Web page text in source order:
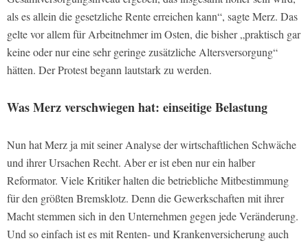
als es allein die gesetzliche Rente erreichen kann“, sagte Merz. Das
gelte vor allem für Arbeitnehmer im Osten, die bisher „praktisch gar
keine oder nur eine sehr geringe zusätzliche Altersversorgung“
hätten. Der Protest begann lautstark zu werden.
Was Merz verschwiegen hat: einseitige Belastung
Nun hat Merz ja mit seiner Analyse der wirtschaftlichen Schwäche
und ihrer Ursachen Recht. Aber er ist eben nur ein halber
Reformator. Viele Kritiker halten die betriebliche Mitbestimmung
für den größten Bremsklotz. Denn die Gewerkschaften mit ihrer
Macht stemmen sich in den Unternehmen gegen jede Veränderung.
Und so einfach ist es mit Renten- und Krankenversicherung auch